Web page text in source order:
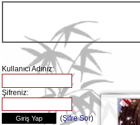
Kullanıcı Adınız:
Şifreniz:
(Şifre Sor)